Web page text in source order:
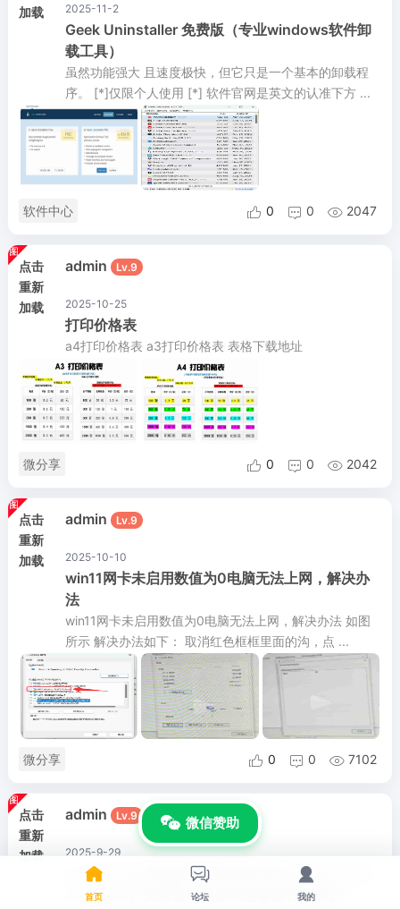
加载
2025-11-2
Geek Uninstaller 免费版（专业windows软件卸
载工具）
虽然功能强大 且速度极快，但它只是一个基本的卸载程
序。 [*]仅限个人使用 [*] 软件官网是英文的认准下方 ...
软件中心  0  0  2047
点击
重新
加载
admin Lv.9
2025-10-25
打印价格表
a4打印价格表 a3打印价格表 表格下载地址
微分享  0  0  2042
点击
重新
加载
admin Lv.9
2025-10-10
win11网卡未启用数值为0电脑无法上网，解决办
法
win11网卡未启用数值为0电脑无法上网，解决办法 如图
所示 解决办法如下： 取消红色框框里面的沟，点 ...
微分享  0  0  7102
点击
重新
加载
admin Lv.9
2025-9-29
SF-S201SV 维修模式-夏普复印机SF-S201SV显
示小人和灯-夏普复印机显示需要保养和维护
微信赞助

首页

论坛

我的